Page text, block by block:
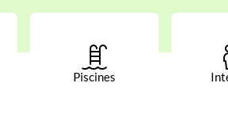
Piscines